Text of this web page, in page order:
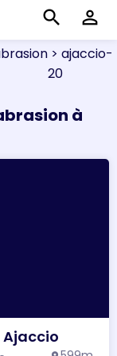
search perm_identity
> ajaccio-
20
à
Ajaccio